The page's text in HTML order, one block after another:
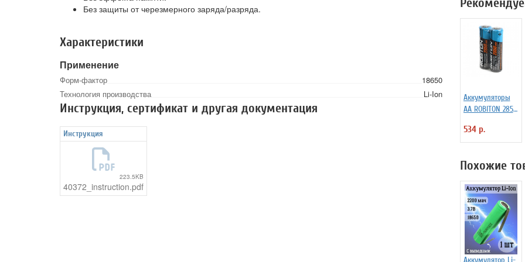
Без защиты от черезмерного заряда/разряда.
Характеристики
Применение
Форм-фактор
18650
Технология производства
Li-Ion
Инструкция, сертификат и другая документация
Инструкция
223.5KB
40372_instruction.pdf
Аккумуляторы
АА ROBITON 2850
534 р.
Похожие
Аккумулятор Li-